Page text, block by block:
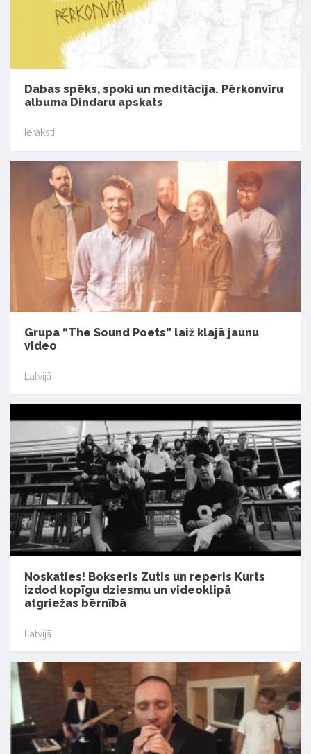
Dabas spēks, spoki un meditācija. Pērkonvīru
albuma Dindaru apskats
Ieraksti
Grupa “The Sound Poets” laiž klajā jaunu
video
Latvijā
Noskaties! Bokseris Zutis un reperis Kurts
izdod kopīgu dziesmu un videoklipā
atgriežas bērnībā
Latvijā